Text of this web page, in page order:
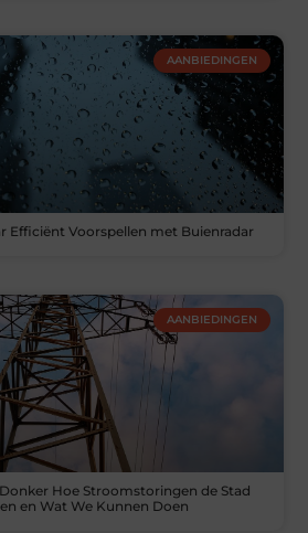
AANBIEDINGEN
Efficiënt Voorspellen met Buienradar
AANBIEDINGEN
Hoe Stroomstoringen de Stad
en Wat We Kunnen Doen